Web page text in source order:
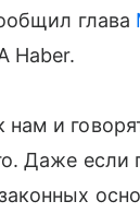
глава
Haber.
и
Даже если